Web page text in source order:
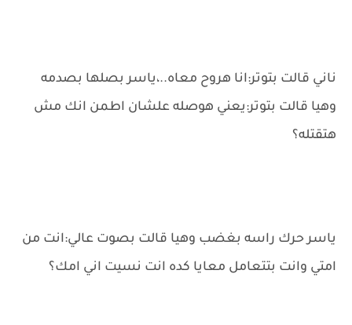
ناني قالت بتوتر:انا هروح معاه..،ياسر بصلها بصدمه
وهيا قالت بتوتر:يعني هوصله علشان اطمن انك مش
هتقتله؟
ياسر حرك راسه بغضب وهيا قالت بصوت عالي:انت من
امتي وانت بتتعامل معايا كده انت نسيت اني امك؟